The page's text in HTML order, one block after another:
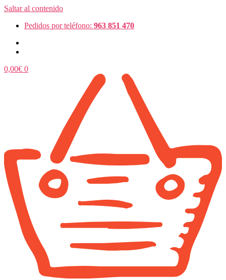
Saltar al contenido
Pedidos por teléfono: 963 851 470
0,00€ 0